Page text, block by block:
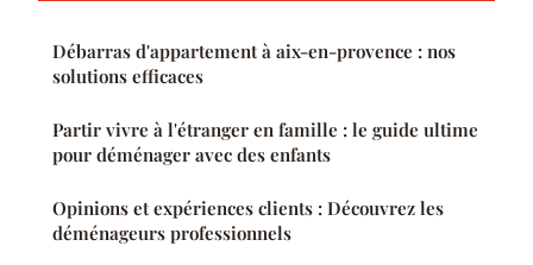
Débarras d'appartement à aix-en-provence : nos
solutions efficaces
Partir vivre à l'étranger en famille : le guide ultime
pour déménager avec des enfants
Opinions et expériences clients : Découvrez les
déménageurs professionnels